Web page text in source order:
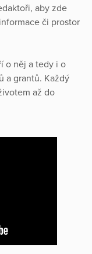
aby zde
či prostor
o něj a tedy i o
a grantů. Každý
až do